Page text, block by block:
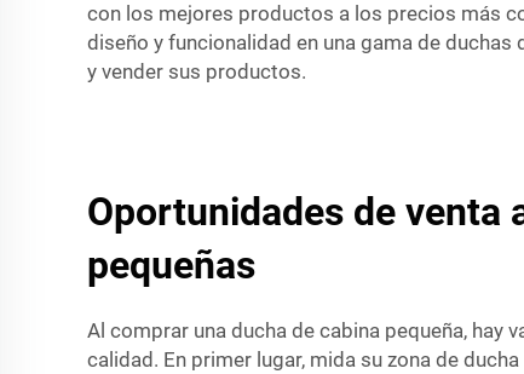
con los mejores productos a los precios más
diseño y funcionalidad en una gama de
y vender sus productos.
Oportunidades de venta
pequeñas
Al comprar una ducha de cabina pequeña,
calidad. En primer lugar, mida su zona de